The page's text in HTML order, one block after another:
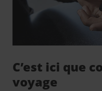
C’est ici que
voyage